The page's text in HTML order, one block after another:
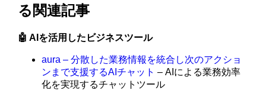
る関連記事
🤖 AIを活用したビジネスツール
aura – 分散した業務情報を統合し次のアクショ
ンまで支援するAIチャット – AIによる業務効率
化を実現するチャットツール